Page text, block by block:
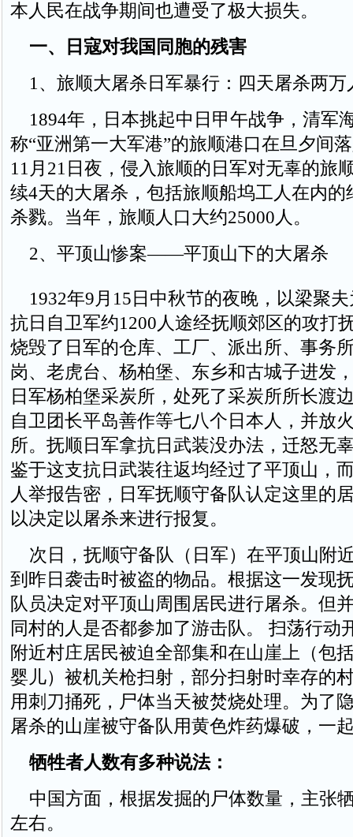
本人民在战争期间也遭受了极大损失。
一、日寇对我国同胞的残害
1、旅顺大屠杀日军暴行：四天屠杀两万
1894年，日本挑起中日甲午战争，清军
称“亚洲第一大军港”的旅顺港口在旦夕间
11月21日夜，侵入旅顺的日军对无辜的旅
续4天的大屠杀，包括旅顺船坞工人在内的
杀戮。当年，旅顺人口大约25000人。
2、平顶山惨案——平顶山下的大屠杀
1932年9月15日中秋节的夜晚，以梁聚
抗日自卫军约1200人途经抚顺郊区的攻打
烧毁了日军的仓库、工厂、派出所、事务
岗、老虎台、杨柏堡、东乡和古城子进发
日军杨柏堡采炭所，处死了采炭所所长渡
自卫团长平岛善作等七八个日本人，并放
所。抚顺日军拿抗日武装没办法，迁怒无
鉴于这支抗日武装往返均经过了平顶山，
人举报告密，日军抚顺守备队认定这里的
以决定以屠杀来进行报复。
次日，抚顺守备队（日军）在平顶山附
到昨日袭击时被盗的物品。根据这一发现
队员决定对平顶山周围居民进行屠杀。但
同村的人是否都参加了游击队。 扫荡行动
附近村庄居民被迫全部集和在山崖上（包
婴儿）被机关枪扫射，部分扫射时幸存的
用刺刀捅死，尸体当天被焚烧处理。为了
屠杀的山崖被守备队用黄色炸药爆破，一
牺牲者人数有多种说法：
中国方面，根据发掘的尸体数量，主张
左右。